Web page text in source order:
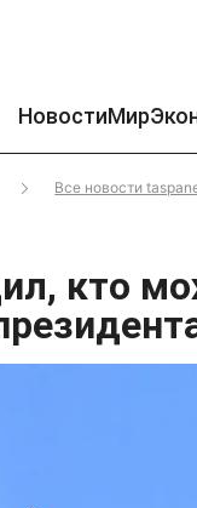
НовостиМир
Все новости
кто